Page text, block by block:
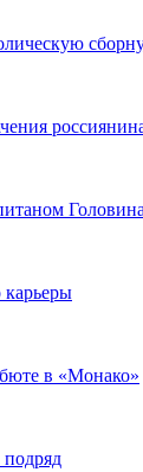
Головина
карьеры
в «Монако»
подряд